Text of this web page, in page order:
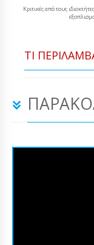
Κριτικές από τους
ΤΙ